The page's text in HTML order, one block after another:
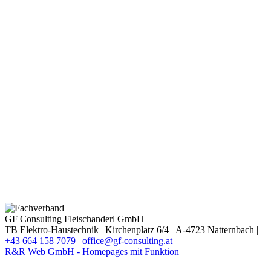
GF Consulting Fleischanderl GmbH
TB Elektro-Haustechnik | Kirchenplatz 6/4 | A-4723 Natternbach |
+43 664 158 7079 | office@gf-consulting.at
R&R Web GmbH - Homepages mit Funktion